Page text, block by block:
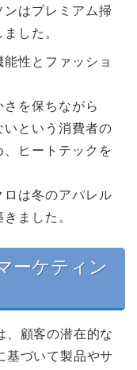
ンはプレミアム掃
した。
能性とファッショ
を保ちながら
いという消費者の
ヒートテックを
ロは冬のアパレル
ました。
ーケティン
、顧客の潜在的な
基づいて製品やサ